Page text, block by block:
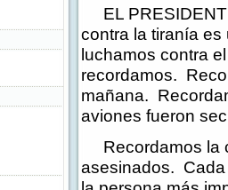
EL
contra la tiranía
luchamos contra
recordamos.
mañana.
aviones fueron
Recordamos la
asesinados. Cada